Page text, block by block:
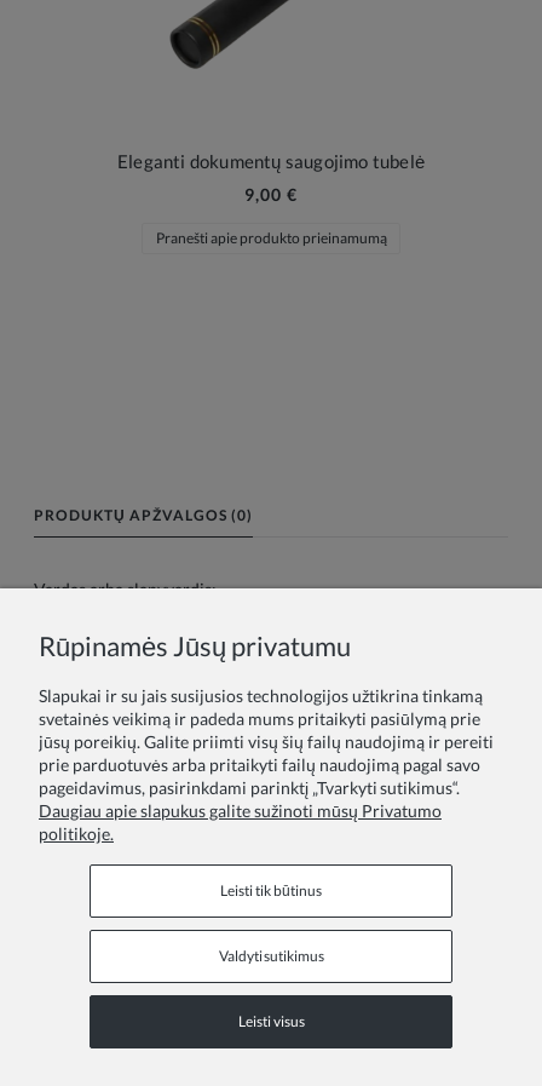
Eleganti dokumentų saugojimo tubelė
9,00 €
Pranešti apie produkto prieinamumą
PRODUKTŲ APŽVALGOS (0)
Vardas arba slapyvardis:
Informaciniai puslapiai
Rūpinamės Jūsų privatumu
Slapukai ir su jais susijusios technologijos užtikrina tinkamą
svetainės veikimą ir padeda mums pritaikyti pasiūlymą prie
jūsų poreikių. Galite priimti visų šių failų naudojimą ir pereiti
prie parduotuvės arba pritaikyti failų naudojimą pagal savo
pageidavimus, pasirinkdami parinktį „Tvarkyti sutikimus“.
Daugiau apie slapukus galite sužinoti mūsų Privatumo
politikoje.
Leisti tik būtinus
Valdyti sutikimus
Leisti visus